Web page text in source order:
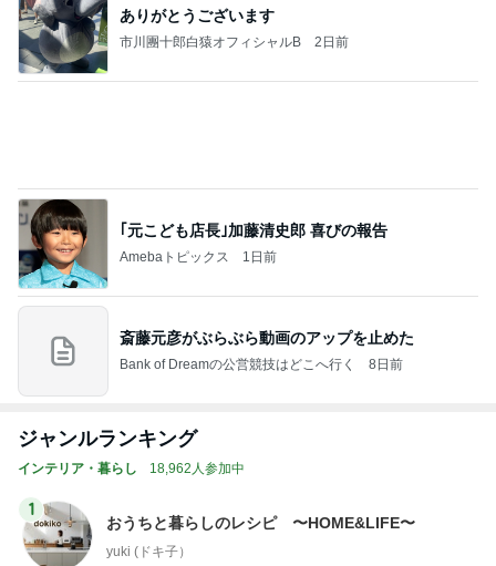
ありがとうございます
市川團十郎白猿オフィシャルB 2日前
斎藤元彦がぶらぶら動画のアップを止めた
Bank of Dreamの公営競技はどこへ行く
ジャンルランキング
インテリア・暮らし 18,962人参加中
yuki (ドキ子）
す〜
おはる